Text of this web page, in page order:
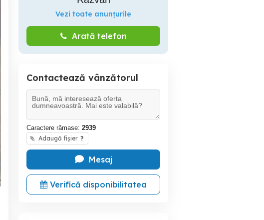
Vezi toate anunțurile
Arată telefon
Contactează vânzătorul
Caractere rămase: 2939
Adaugă fișier ?
Mesaj
Verifică disponibilitatea